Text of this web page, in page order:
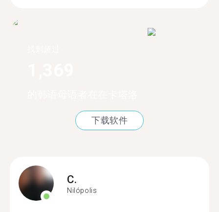
下载软件
C.
Nilópolis